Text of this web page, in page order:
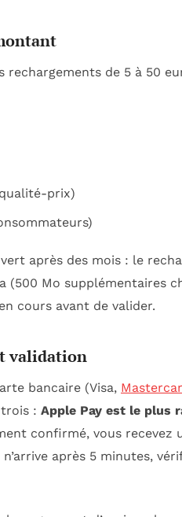
rechargements de 5 à 50
prix)
après des mois : le
(500 Mo supplémentaires
cours avant de valider.
validation
bancaire (Visa,
trois : Apple Pay est le plus
confirmé, vous recevez
après 5 minutes,